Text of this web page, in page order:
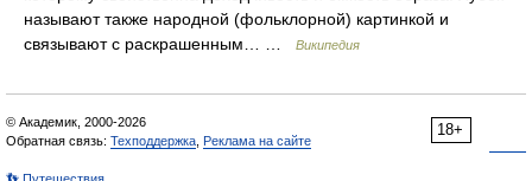
называют также народной (фольклорной) картинкой и
связывают с раскрашенным… …
Википедия
18+
© Академик, 2000-2026
Обратная связь: Техподдержка Реклама на сайте